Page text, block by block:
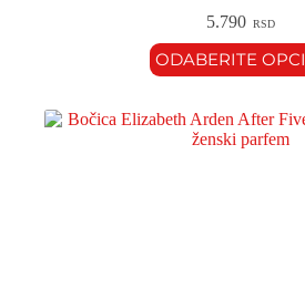
5.790 RSD
ODABERITE